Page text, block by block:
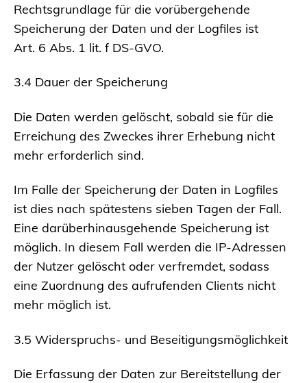
Rechtsgrundlage für die vorübergehende
Speicherung der Daten und der Logfiles ist
Art. 6 Abs. 1 lit. f DS-GVO.
3.4 Dauer der Speicherung
Die Daten werden gelöscht, sobald sie für die
Erreichung des Zweckes ihrer Erhebung nicht
mehr erforderlich sind.
Im Falle der Speicherung der Daten in Logfiles
ist dies nach spätestens sieben Tagen der Fall.
Eine darüberhinausgehende Speicherung ist
möglich. In diesem Fall werden die IP-Adressen
der Nutzer gelöscht oder verfremdet, sodass
eine Zuordnung des aufrufenden Clients nicht
mehr möglich ist.
3.5 Widerspruchs- und Beseitigungsmöglichkeit
Die Erfassung der Daten zur Bereitstellung der